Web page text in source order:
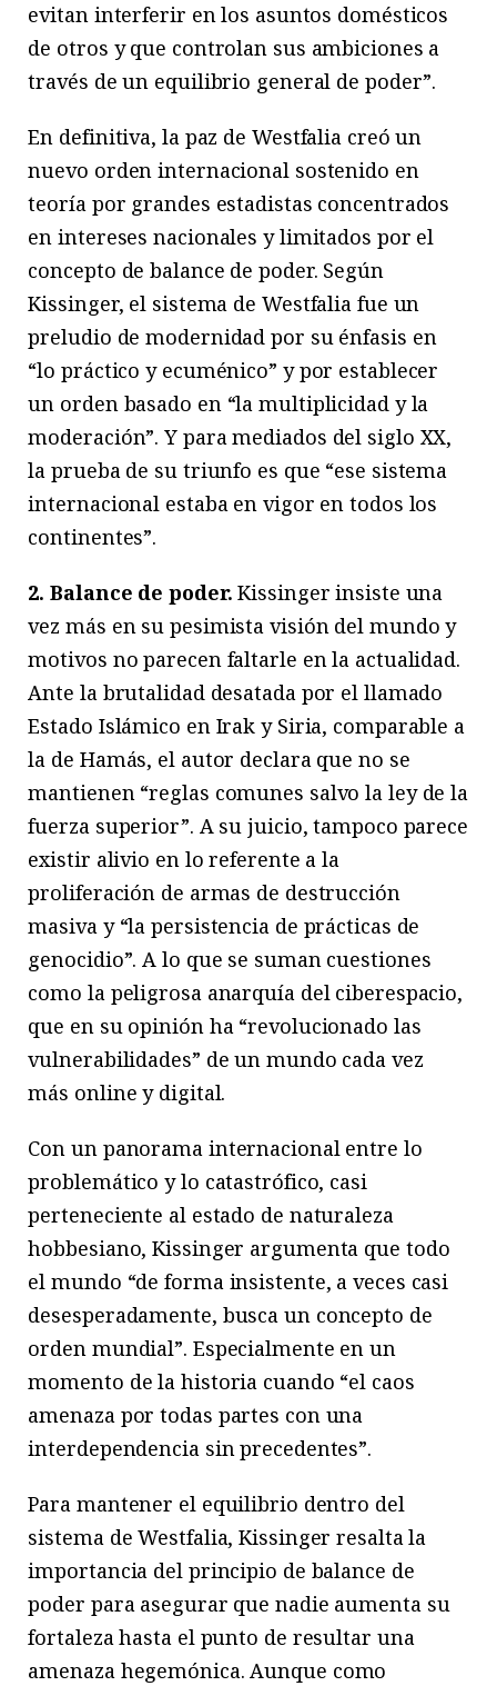
evitan interferir en los asuntos domésticos
de otros y que controlan sus ambiciones a
través de un equilibrio general de poder”.
En definitiva, la paz de Westfalia creó un
nuevo orden internacional sostenido en
teoría por grandes estadistas concentrados
en intereses nacionales y limitados por el
concepto de balance de poder. Según
Kissinger, el sistema de Westfalia fue un
preludio de modernidad por su énfasis en
“lo práctico y ecuménico” y por establecer
un orden basado en “la multiplicidad y la
moderación”. Y para mediados del siglo XX,
la prueba de su triunfo es que “ese sistema
internacional estaba en vigor en todos los
continentes”.
2. Balance de poder. Kissinger insiste una
vez más en su pesimista visión del mundo y
motivos no parecen faltarle en la actualidad.
Ante la brutalidad desatada por el llamado
Estado Islámico en Irak y Siria, comparable a
la de Hamás, el autor declara que no se
mantienen “reglas comunes salvo la ley de la
fuerza superior”. A su juicio, tampoco parece
existir alivio en lo referente a la
proliferación de armas de destrucción
masiva y “la persistencia de prácticas de
genocidio”. A lo que se suman cuestiones
como la peligrosa anarquía del ciberespacio,
que en su opinión ha “revolucionado las
vulnerabilidades” de un mundo cada vez
más online y digital.
Con un panorama internacional entre lo
problemático y lo catastrófico, casi
perteneciente al estado de naturaleza
hobbesiano, Kissinger argumenta que todo
el mundo “de forma insistente, a veces casi
desesperadamente, busca un concepto de
orden mundial”. Especialmente en un
momento de la historia cuando “el caos
amenaza por todas partes con una
interdependencia sin precedentes”.
Para mantener el equilibrio dentro del
sistema de Westfalia, Kissinger resalta la
importancia del principio de balance de
poder para asegurar que nadie aumenta su
fortaleza hasta el punto de resultar una
amenaza hegemónica. Aunque como